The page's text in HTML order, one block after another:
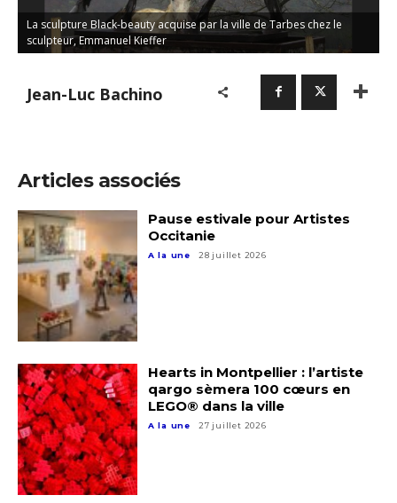
La sculpture Black-beauty acquise par la ville de Tarbes chez le
sculpteur, Emmanuel Kieffer
Jean-Luc Bachino
Articles associés
Pause estivale pour Artistes
Occitanie
A la une 28 juillet 2026
Hearts in Montpellier : l’artiste
qargo sèmera 100 cœurs en
LEGO® dans la ville
A la une 27 juillet 2026